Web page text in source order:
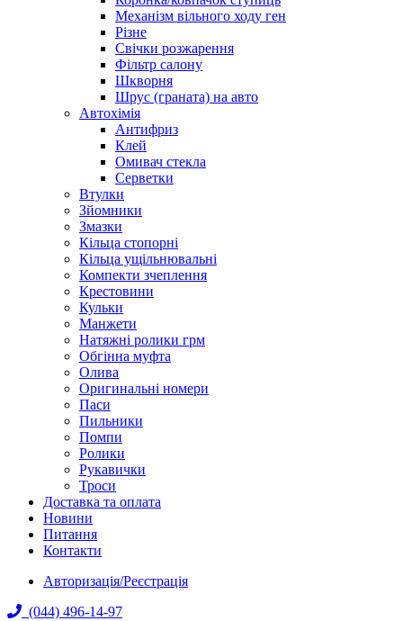
Механізм вільного ходу ген
Різне
Свічки розжарення
Фільтр салону
Шкворня
Шрус (граната) на авто
Автохімія
Антифриз
Клей
Омивач стекла
Серветки
Втулки
Зйомники
Змазки
Кільца стопорні
Кільца ущільнювальні
Компекти зчеплення
Крестовини
Кульки
Манжети
Натяжні ролики грм
Обгінна муфта
Олива
Оригинальні номери
Паси
Пильники
Помпи
Ролики
Рукавички
Троси
Доставка та оплата
Новини
Питання
Контакти
Авторизація/Реєстрація
(044) 496-14-97